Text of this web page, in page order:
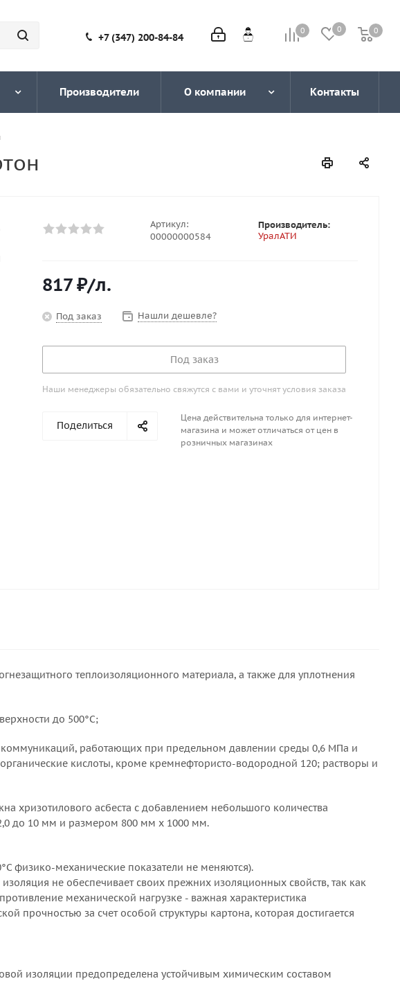
0 0 0
0
+7 (347) 200-84-84
Производители О компании Контакты
Артикул:
00000000584
Производитель:
УралАТИ
817₽/л.
Под заказ Нашли дешевле?
Под заказ
Наши менеджеры обязательно свяжутся с вами и уточнят условия заказа
Поделиться
Цена действительна только для интернет-
магазина и может отличаться от цен в
розничных магазинах
теплоизоляционного материала, а также для уплотнения
до 500°С;
работающих при предельном давлении среды 0,6 МПа и
кислоты, кроме кремнефтористо-водородной 120; растворы и
хризотилового асбеста с добавлением небольшого количества
до 10 мм и размером 800 мм х 1000 мм.
физико-механические показатели не меняются).
не обеспечивает своих прежних изоляционных свойств, так как
механической нагрузке - важная характеристика
прочностью за счет особой структуры картона, которая достигается
изоляции предопределена устойчивым химическим составом